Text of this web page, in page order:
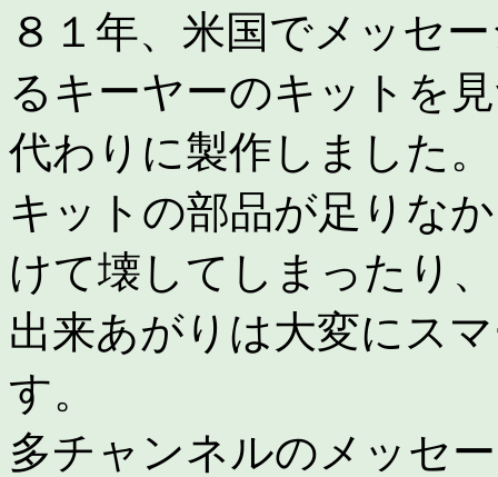
８１年、米国でメッセ
るキーヤーのキットを
代わりに製作しました。
キットの部品が足りな
けて壊してしまったり
出来あがりは大変にス
す。
多チャンネルのメッセ